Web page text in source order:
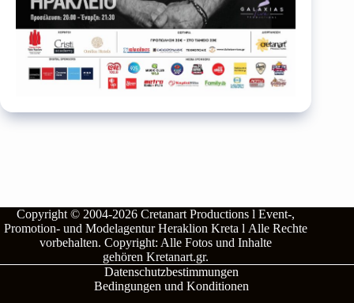
Copyright © 2004-2026Cretanart Productions l Event-,
Promotion- und Modelagentur Heraklion Kreta l Alle Rechte
vorbehalten.Copyright: Alle Fotos und Inhalte
gehörenKretanart.gr.
Datenschutzbestimmungen
Bedingungen und Konditionen